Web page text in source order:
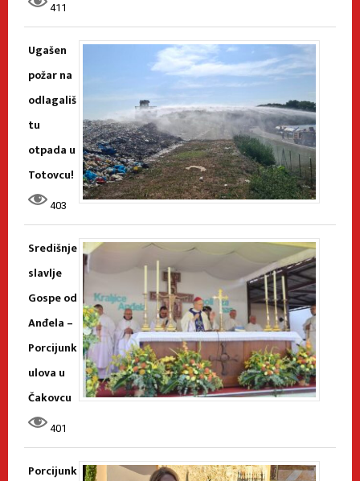
411
Ugašen
požar na
odlagališ
tu
otpada u
Totovcu!
403
Središnje
slavlje
Gospe od
Anđela –
Porcijunk
ulova u
Čakovcu
401
Porcijunk